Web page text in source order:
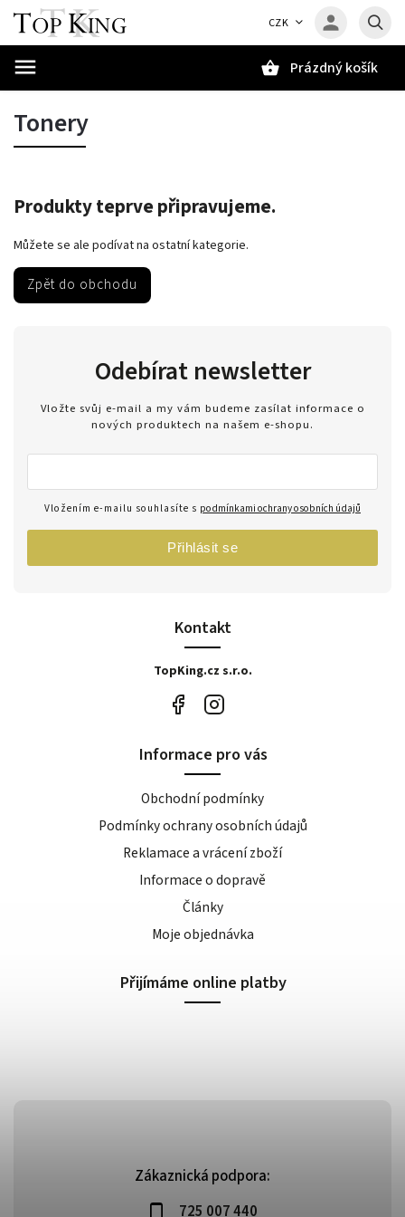
CZK
Prázdný košík
Tonery
Produkty teprve připravujeme.
Můžete se ale podívat na ostatní kategorie.
Zpět do obchodu
Zákaznická podpora:
725 007 440
Kontakt
TopKing.cz s.r.o.
Odebírat newsletter
Vložte svůj e-mail a my vám budeme zasílat informace o
nových produktech na našem e-shopu.
Vložením e-mailu souhlasíte s podmínkami ochrany osobních údajů
Přihlásit se
Informace pro vás
Obchodní podmínky
Podmínky ochrany osobních údajů
Reklamace a vrácení zboží
Informace o dopravě
Články
Moje objednávka
Přijímáme online platby